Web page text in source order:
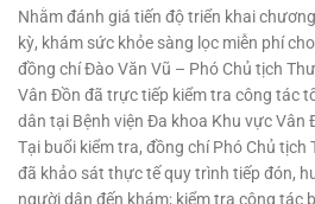
Nhằm đánh giá tiến độ triển khai
kỳ, khám sức khỏe sàng lọc miễn phí
đồng chí Đào Văn Vũ – Phó Chủ tịch
Vân Đồn đã trực tiếp kiểm tra công tác
dân tại Bệnh viện Đa khoa Khu vực Vân
Tại buổi kiểm tra, đồng chí Phó Chủ
đã khảo sát thực tế quy trình tiếp đón,
người dân đến khám; kiểm tra công tác